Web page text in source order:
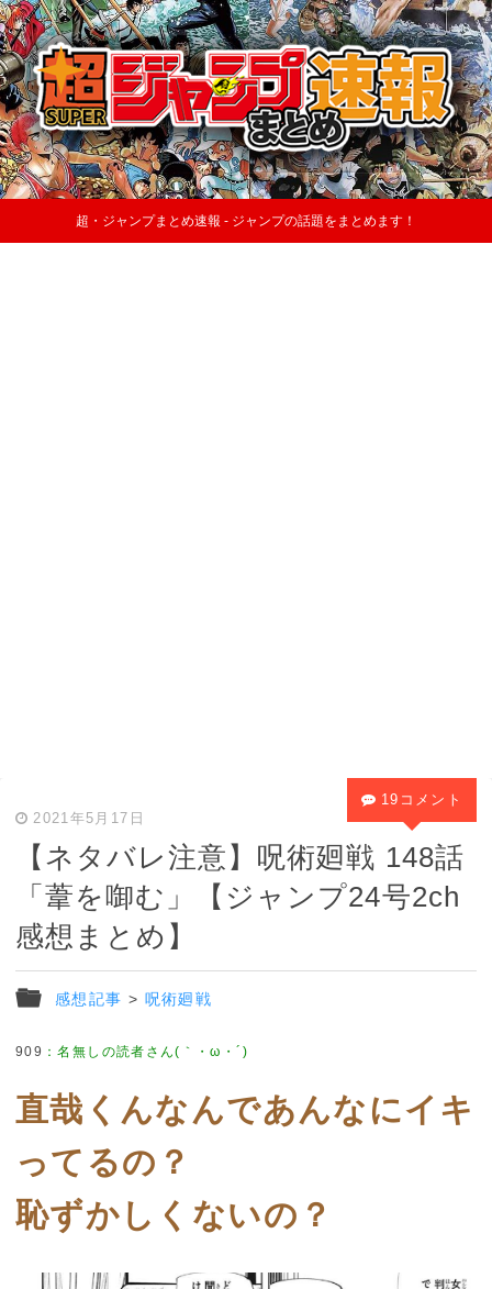
超・ジャンプまとめ速報 - ジャンプの話題をまとめます！
2021年5月17日
【ネタバレ注意】呪術廻戦 148話
「葦を啣む」【ジャンプ24号2ch
感想まとめ】
感想記事 > 呪術廻戦
19コメント
909 ：名無しの読者さん(｀・ω・´)
直哉くんなんであんなにイキ
ってるの？
恥ずかしくないの？